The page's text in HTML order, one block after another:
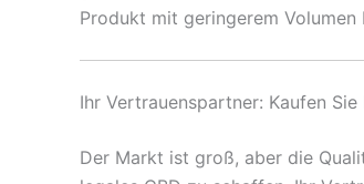
Produkt mit geringerem
Ihr Vertrauenspartner: Kaufen
Der Markt ist groß, aber die